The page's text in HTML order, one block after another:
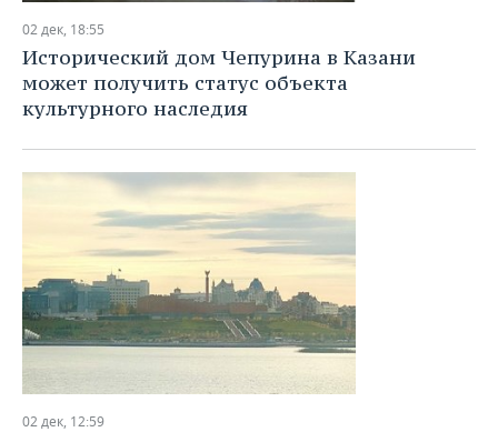
02 дек, 18:55
Исторический дом Чепурина в Казани
может получить статус объекта
культурного наследия
02 дек, 12:59